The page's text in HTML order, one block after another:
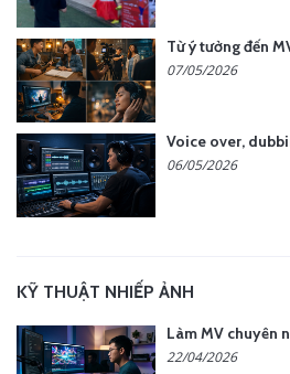
07/05/2026
06/05/2026
KỸ THUẬT NHIẾP ẢNH
22/04/2026